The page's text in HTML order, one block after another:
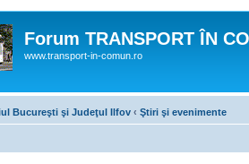
Forum TRANSPORT ÎN
www.transport-in-comun.ro
Bucureşti şi Judeţul Ilfov ‹ Ştiri şi evenimente